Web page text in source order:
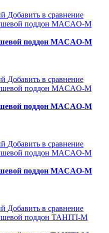
Добавить в сравнение
поддон MACAO-M
Добавить в сравнение
поддон MACAO-M
Добавить в сравнение
поддон MACAO-M
Добавить в сравнение